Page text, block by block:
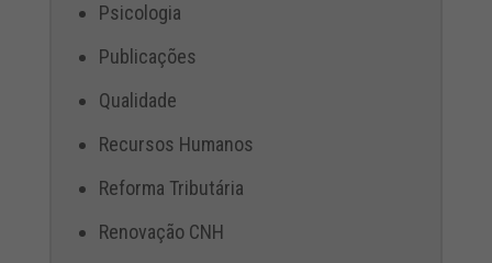
Psicologia
Publicações
Qualidade
Recursos Humanos
Reforma Tributária
Renovação CNH